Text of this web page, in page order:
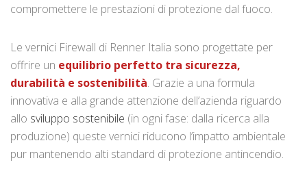
compromettere le prestazioni di protezione dal fuoco.
Le vernici Firewall di Renner Italia sono progettate per
offrire un equilibrio perfetto tra sicurezza,
durabilità e sostenibilità. Grazie a una formula
innovativa e alla grande attenzione dell’azienda riguardo
allo sviluppo sostenibile (in ogni fase: dalla ricerca alla
produzione) queste vernici riducono l’impatto ambientale
pur mantenendo alti standard di protezione antincendio.